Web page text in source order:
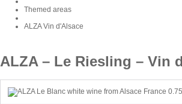
Themed areas
ALZA Vin d'Alsace
ALZA – Le Riesling – Vin